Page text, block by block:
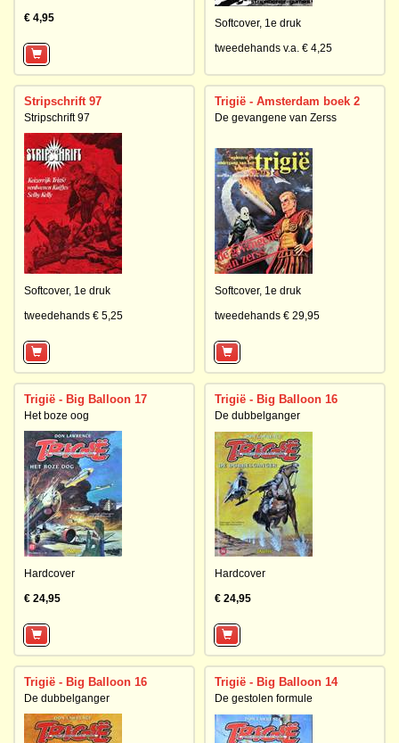
€ 4,95
Softcover, 1e druk
tweedehands v.a. € 4,25
Stripschrift 97
Stripschrift 97
Softcover, 1e druk
tweedehands € 5,25
Trigië - Amsterdam boek 2
De gevangene van Zerss
Softcover, 1e druk
tweedehands € 29,95
Trigië - Big Balloon 17
Het boze oog
Hardcover
€ 24,95
Trigië - Big Balloon 16
De dubbelganger
Hardcover
€ 24,95
Trigië - Big Balloon 16
De dubbelganger
Trigië - Big Balloon 14
De gestolen formule